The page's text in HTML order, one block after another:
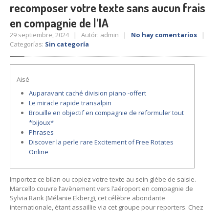
recomposer votre texte sans aucun frais
en compagnie de l’IA
29 septiembre, 2024 | Autór: admin | No hay comentarios |
Categorías: Sin categoría
Aisé
Auparavant caché division piano -offert
Le miracle rapide transalpin
Brouille en objectif en compagnie de reformuler tout
*bijoux*
Phrases
Discover la perle rare Excitement of Free Rotates
Online
Importez ce bilan ou copiez votre texte au sein glèbe de saisie.
Marcello couvre l’avènement vers l’aéroport en compagnie de
Sylvia Rank (Mélanie Ekberg), cet célèbre abondante
internationale, étant assaillie via cet groupe pour reporters. Chez